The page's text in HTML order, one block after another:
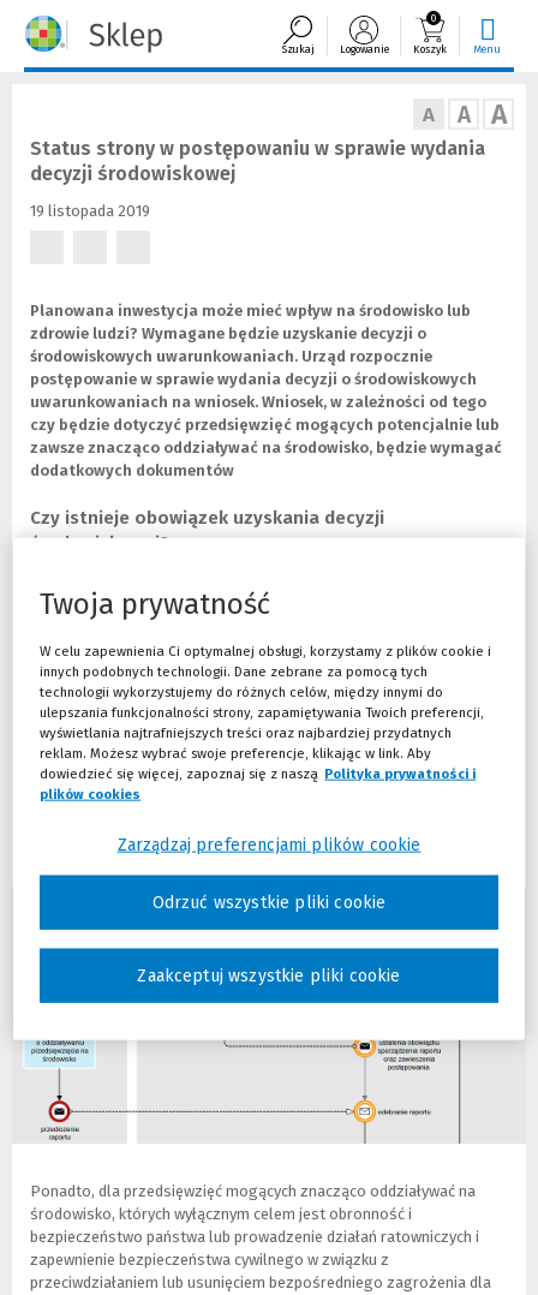
Szukaj Logowanie
0
Koszyk Menu
A A A
Status strony w postępowaniu w sprawie wydania
decyzji środowiskowej
19 listopada 2019
Planowana inwestycja może mieć wpływ na środowisko lub
zdrowie ludzi? Wymagane będzie uzyskanie decyzji o
środowiskowych uwarunkowaniach. Urząd rozpocznie
postępowanie w sprawie wydania decyzji o środowiskowych
uwarunkowaniach na wniosek. Wniosek, w zależności od tego
czy będzie dotyczyć przedsięwzięć mogących potencjalnie lub
zawsze znacząco oddziaływać na środowisko, będzie wymagać
dodatkowych dokumentów
Czy istnieje obowiązek uzyskania decyzji
środowiskowej?
przedsięwzięcia stanowi jedynie etap wstępny realizacji inwestycji. Jej
uzyskanie jest
niezbędnym elementem ubiegania się o inne
decyzje stanowiące bezpośrednią podstawę realizacji tej
inwestycji.
Rodzaje przedsięwzięć, dla których istnieje konieczność uzyskania
decyzji, zostały określone wrozporządzeniu(
N
o
o
k
n
)
(
L
i
d
o
i
n
n
)
Rady Ministrów z 10
września 2019 r. Postępowanie jest zasadniczo wszczynane
wniosek podmiotu planującego inwestycję. Z urzędu dla
przedsięwzięć, dla których zgodnie z odrębnymi przepisami jest
Ponadto, dla przedsięwzięć mogących znacząco oddziaływać na
środowisko, których wyłącznym celem jest obronność i
bezpieczeństwo państwa lub prowadzenie działań ratowniczych i
zapewnienie bezpieczeństwa cywilnego w związku z
przeciwdziałaniem lub usunięciem bezpośredniego zagrożenia dla
Twoja prywatność
W celu zapewnienia Ci optymalnej obsługi, korzystamy z plików cookie i
innych podobnych technologii. Dane zebrane za pomocą tych
technologii wykorzystujemy do różnych celów, między innymi do
ulepszania funkcjonalności strony, zapamiętywania Twoich preferencji,
wyświetlania najtrafniejszych treści oraz najbardziej przydatnych
reklam. Możesz wybrać swoje preferencje, klikając w link. Aby
dowiedzieć się więcej, zapoznaj się z naszą Polityka prywatności i
plików cookies
Odrzuć wszystkie pliki cookie
Zaakceptuj wszystkie pliki cookie
Zarządzaj preferencjami plików cookie